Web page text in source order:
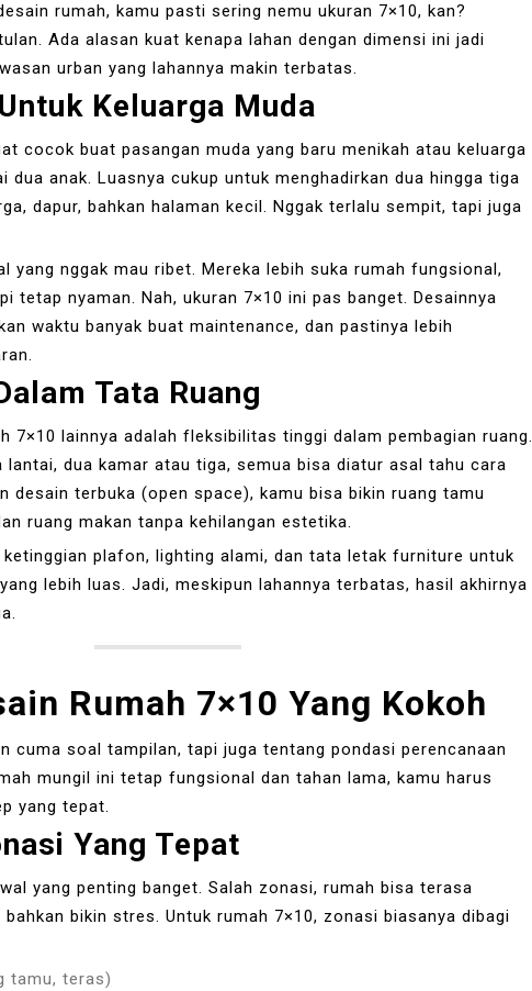
rumah, kamu pasti sering nemu ukuran 7×10, kan?
Ada alasan kuat kenapa lahan dengan dimensi ini jadi
urban yang lahannya makin terbatas.
Keluarga Muda
cocok buat pasangan muda yang baru menikah atau keluarga
dua anak. Luasnya cukup untuk menghadirkan dua hingga tiga
dapur, bahkan halaman kecil. Nggak terlalu sempit, tapi juga
yang nggak mau ribet. Mereka lebih suka rumah fungsional,
tetap nyaman. Nah, ukuran 7×10 ini pas banget. Desainnya
waktu banyak buat maintenance, dan pastinya lebih
Tata Ruang
7×10 lainnya adalah fleksibilitas tinggi dalam pembagian ruang.
lantai, dua kamar atau tiga, semua bisa diatur asal tahu cara
desain terbuka (open space), kamu bisa bikin ruang tamu
ruang makan tanpa kehilangan estetika.
ketinggian plafon, lighting alami, dan tata letak furniture untuk
lebih luas. Jadi, meskipun lahannya terbatas, hasil akhirnya
Rumah 7×10 Yang Kokoh
cuma soal tampilan, tapi juga tentang pondasi perencanaan
mungil ini tetap fungsional dan tahan lama, kamu harus
yang tepat.
Yang Tepat
yang penting banget. Salah zonasi, rumah bisa terasa
bahkan bikin stres. Untuk rumah 7×10, zonasi biasanya dibagi
tamu, teras)